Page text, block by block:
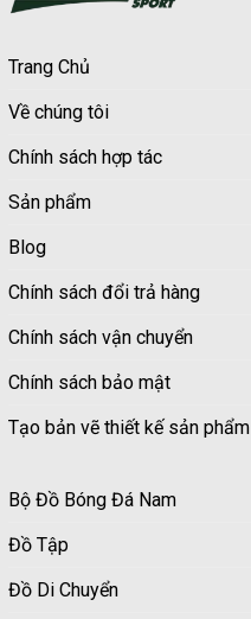
Trang Chủ
Về chúng tôi
Chính sách hợp tác
Sản phẩm
Blog
Chính sách đổi trả hàng
Chính sách vận chuyển
Chính sách bảo mật
Tạo bản vẽ thiết kế sản phẩm
Bộ Đồ Bóng Đá Nam
Đồ Tập
Đồ Di Chuyển